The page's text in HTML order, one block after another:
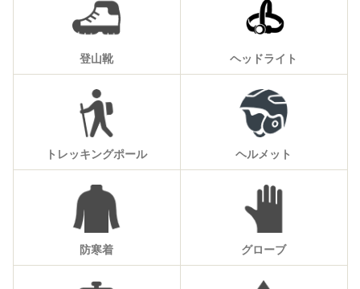
登山靴 ヘッドライト
トレッキングポール ヘルメット
防寒着 グローブ